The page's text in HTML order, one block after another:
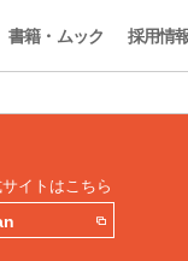
書籍・ムック 採用情
イトはこちら